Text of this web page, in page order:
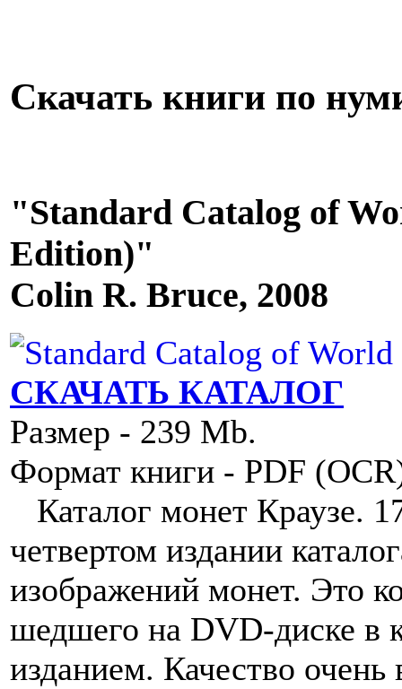
Скачать книги по
"Standard Catalog of
Edition)"
Colin R. Bruce, 2008
СКАЧАТЬ КАТАЛОГ
Размер - 239 Mb.
Формат книги - PDF
Каталог монет Краузе.
четвертом издании
изображений монет. Это
шедшего на DVD-диске в
изданием. Качество очень